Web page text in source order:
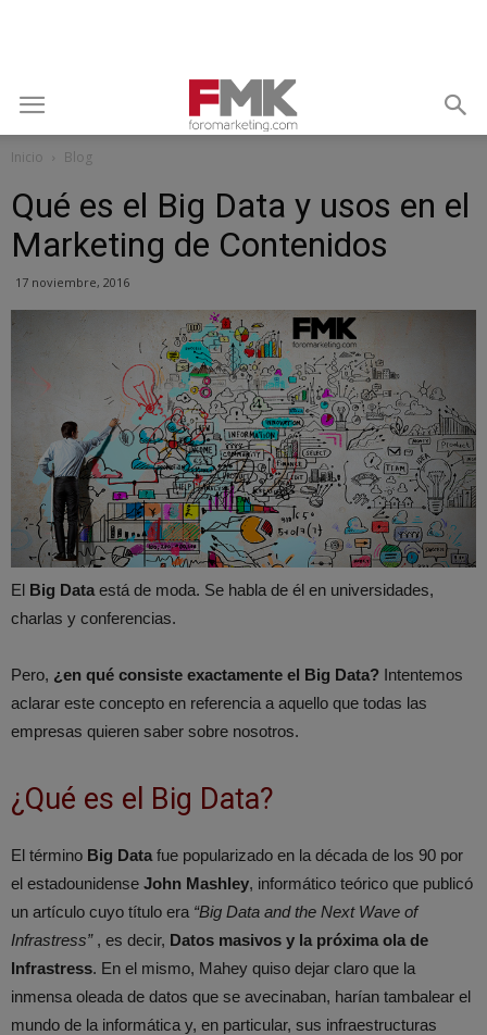
Inicio Blog
Qué es el Big Data y usos en el
Marketing de Contenidos
17 noviembre, 2016
El Big Data está de moda. Se habla de él en universidades,
charlas y conferencias.
Pero, ¿en qué consiste exactamente el Big Data? Intentemos
aclarar este concepto en referencia a aquello que todas las
empresas quieren saber sobre nosotros.
¿Qué es el Big Data?
El término Big Data fue popularizado en la década de los 90 por
el estadounidense John Mashley, informático teórico que publicó
un artículo cuyo título era “Big Data and the Next Wave of
Infrastress”, es decir, Datos masivos y la próxima ola de
Infrastress. En el mismo, Mahey quiso dejar claro que la
inmensa oleada de datos que se avecinaban, harían tambalear el
mundo de la informática y, en particular, sus infraestructuras